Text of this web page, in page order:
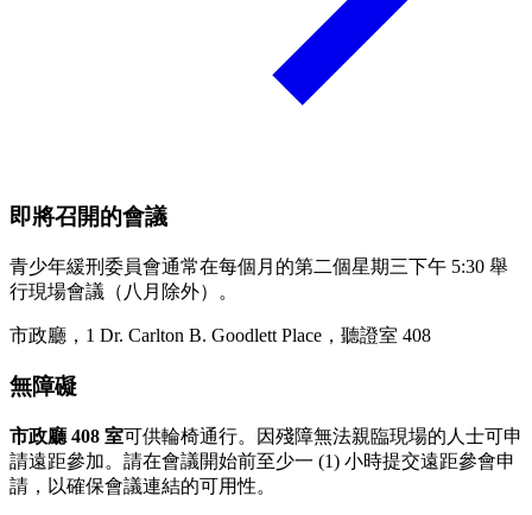
即將召開的會議
青少年緩刑委員會通常在每個月的第二個星期三下午 5:30 舉
行現場會議（八月除外）。
市政廳，1 Dr. Carlton B. Goodlett Place，聽證室 408
無障礙
市政廳 408 室可供輪椅通行。因殘障無法親臨現場的人士可申
請遠距參加。請在會議開始前至少一 (1) 小時提交遠距參會申
請，以確保會議連結的可用性。